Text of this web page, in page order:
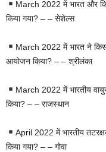
March 2022 में भारत और
किया गया? – – सेशेल्स
March 2022 में भारत ने
आयोजन किया? – – श्रीलंका
March 2022 में भारतीय
किया? – – राजस्थान
April 2022 में भारतीय
किया गया? – – गोवा